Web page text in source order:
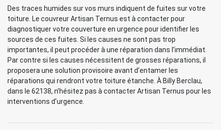
Des traces humides sur vos murs indiquent de fuites sur votre
toiture. Le couvreur Artisan Ternus est à contacter pour
diagnostiquer votre couverture en urgence pour identifier les
sources de ces fuites. Si les causes ne sont pas trop
importantes, il peut procéder à une réparation dans l’immédiat.
Par contre si les causes nécessitent de grosses réparations, il
proposera une solution provisoire avant d’entamer les
réparations qui rendront votre toiture étanche. À Billy Berclau,
dans le 62138, n’hésitez pas à contacter Artisan Ternus pour les
interventions d’urgence.